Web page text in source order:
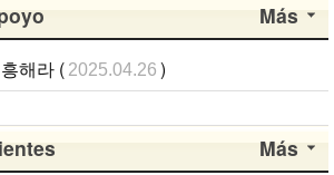
Más
해라 ( 2025.04.26 )
Más